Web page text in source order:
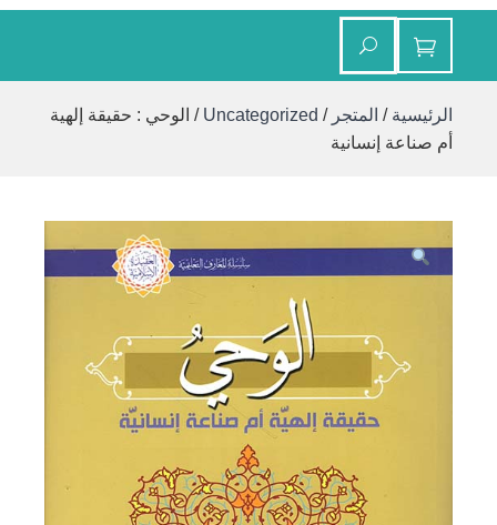
الرئيسية / المتجر /
Uncategorized / الوحي : حقيقة إلهية
أم صناعة إنسانية